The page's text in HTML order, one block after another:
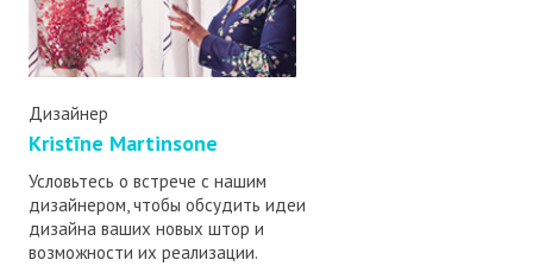
Дизайнер
Kristīne Martinsone
Условьтесь о встрече с нашим
дизайнером, чтобы обсудить идеи
дизайна ваших новых штор и
возможности их реализации.